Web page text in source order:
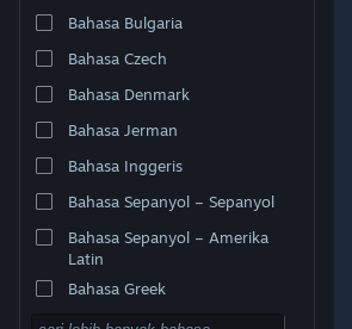
Bahasa Bulgaria
Bahasa Czech
Bahasa Denmark
Bahasa Jerman
Bahasa Inggeris
Bahasa Sepanyol – Sepanyol
Bahasa Sepanyol – Amerika
Latin
Bahasa Greek